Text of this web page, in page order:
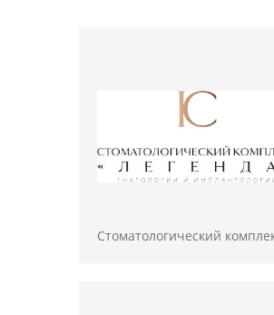
Стоматологический